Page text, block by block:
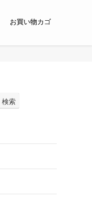
お買い物カゴ
検索